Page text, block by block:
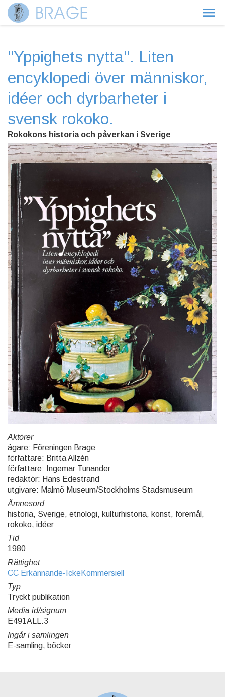
"Yppighets nytta". Liten
encyklopedi över människor,
idéer och dyrbarheter i
svensk rokoko.
Rokokons historia och påverkan i Sverige
Aktörer
ägare: Föreningen Brage
författare: Britta Allzén
författare: Ingemar Tunander
redaktör: Hans Edestrand
utgivare: Malmö Museum/Stockholms Stadsmuseum
Ämnesord
historia, Sverige, etnologi, kulturhistoria, konst, föremål,
rokoko, idéer
Tid
1980
Rättighet
CC Erkännande-IckeKommersiell
Typ
Tryckt publikation
Media id/signum
E491ALL.3
Ingår i samlingen
E-samling, böcker